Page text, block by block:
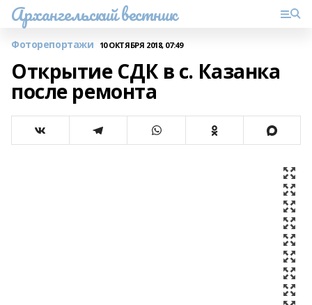
Архангельский вестник
Фоторепортажи 10 ОКТЯБРЯ 2018, 07:49
Открытие СДК в с. Казанка
после ремонта